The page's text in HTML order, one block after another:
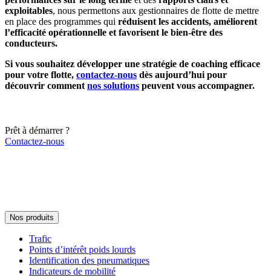
exploitables, nous permettons aux gestionnaires de flotte de mettre
en place des programmes qui réduisent les accidents, améliorent
l’efficacité opérationnelle et favorisent le bien-être des
conducteurs.
Si vous souhaitez développer une stratégie de coaching efficace
pour votre flotte, contactez-nous dès aujourd’hui pour
découvrir comment nos solutions peuvent vous accompagner.
Prêt à démarrer ?
Contactez-nous
Nos produits
Trafic
Points d’intérêt poids lourds
Identification des pneumatiques
Indicateurs de mobilité